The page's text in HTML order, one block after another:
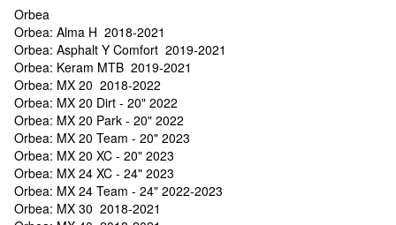
Orbea
Orbea: Alma H 2018-2021
Orbea: Asphalt Y Comfort 2019-2021
Orbea: Keram MTB 2019-2021
Orbea: MX 20 2018-2022
Orbea: MX 20 Dirt - 20" 2022
Orbea: MX 20 Park - 20" 2022
Orbea: MX 20 Team - 20" 2023
Orbea: MX 20 XC - 20" 2023
Orbea: MX 24 XC - 24" 2023
Orbea: MX 24 Team - 24" 2022-2023
Orbea: MX 30 2018-2021